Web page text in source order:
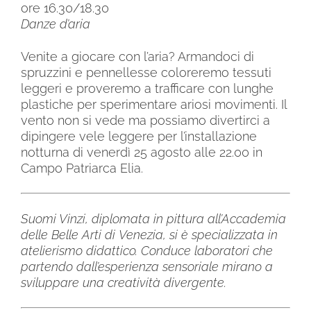
ore 16.30/18.30
Danze d’aria
Venite a giocare con l’aria? Armandoci di
spruzzini e pennellesse coloreremo tessuti
leggeri e proveremo a trafficare con lunghe
plastiche per sperimentare ariosi movimenti. Il
vento non si vede ma possiamo divertirci a
dipingere vele leggere per l’installazione
notturna di venerdì 25 agosto alle 22.00 in
Campo Patriarca Elia.
Suomi Vinzi, diplomata in pittura all’Accademia
delle Belle Arti di Venezia, si è specializzata in
atelierismo didattico. Conduce laboratori che
partendo dall’esperienza sensoriale mirano a
sviluppare una creatività divergente.